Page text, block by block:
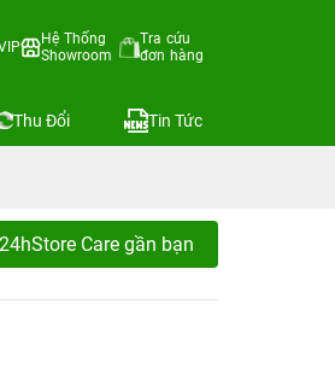
Hệ Thống
Showroom
Tra cứu
đơn hàng
Thu Đổi Tin Tức
24hStore Care gần bạn